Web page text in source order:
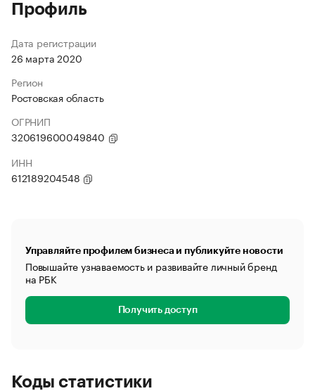
Профиль
Дата регистрации
26 марта 2020
Регион
Ростовская область
ОГРНИП
320619600049840
ИНН
612189204548
Управляйте профилем бизнеса и публикуйте новости
Повышайте узнаваемость и развивайте личный бренд
на РБК
Получить доступ
Коды статистики